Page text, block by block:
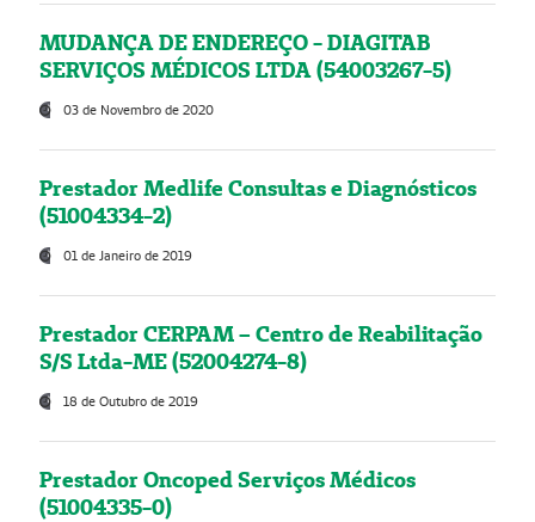
MUDANÇA DE ENDEREÇO - DIAGITAB
SERVIÇOS MÉDICOS LTDA (54003267-5)
03 de Novembro de 2020
Prestador Medlife Consultas e Diagnósticos
(51004334-2)
01 de Janeiro de 2019
Prestador CERPAM – Centro de Reabilitação
S/S Ltda-ME (52004274-8)
18 de Outubro de 2019
Prestador Oncoped Serviços Médicos
(51004335-0)